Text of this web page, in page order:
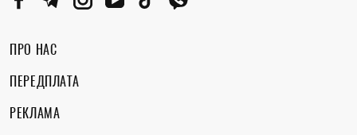
ПРО НАС
ПЕРЕДПЛАТА
РЕКЛАМА